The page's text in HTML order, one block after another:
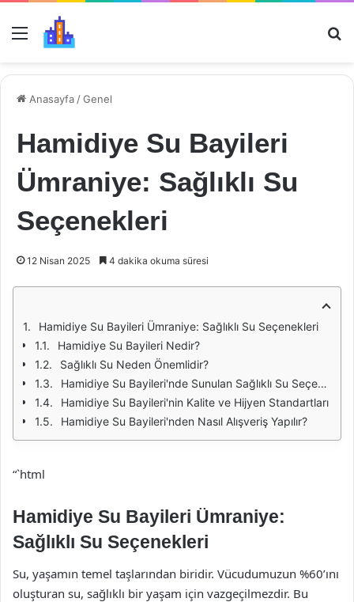
Menü
Anasayfa /Genel
Hamidiye Su Bayileri
Ümraniye: Sağlıklı Su
Seçenekleri
12 Nisan 2025 4 dakika okuma süresi
Hamidiye Su Bayileri Ümraniye: Sağlıklı Su Seçenekleri
Hamidiye Su Bayileri Nedir?
Sağlıklı Su Neden Önemlidir?
Hamidiye Su Bayileri'nde Sunulan Sağlıklı Su Seçenekleri
Hamidiye Su Bayileri'nin Kalite ve Hijyen Standartları
Hamidiye Su Bayileri'nden Nasıl Alışveriş Yapılır?
“`html
Hamidiye Su Bayileri Ümraniye:
Sağlıklı Su Seçenekleri
Su, yaşamın temel taşlarından biridir. Vücudumuzun %60’ını
oluşturan su, sağlıklı bir yaşam için vazgeçilmezdir. Bu